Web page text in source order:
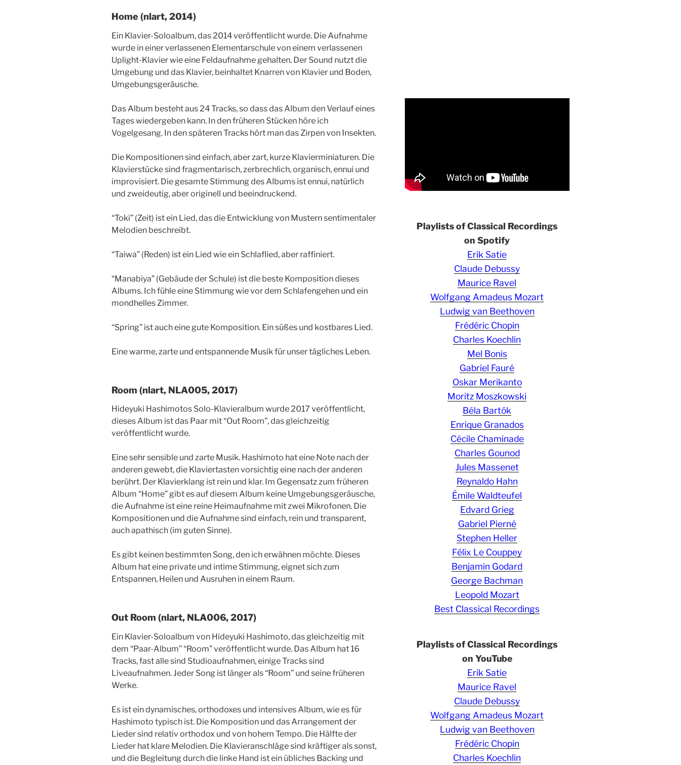
Home (nlart, 2014)
Ein Klavier-Soloalbum, das 2014 veröffentlicht wurde. Die Aufnahme
wurde in einer verlassenen Elementarschule von einem verlassenen
Uplight-Klavier wie eine Feldaufnahme gehalten. Der Sound nutzt die
Umgebung und das Klavier, beinhaltet Knarren von Klavier und Boden,
Umgebungsgeräusche.
Das Album besteht aus 24 Tracks, so dass das Album den Verlauf eines
Tages wiedergeben kann. In den früheren Stücken höre ich
Vogelgesang. In den späteren Tracks hört man das Zirpen von Insekten.
Die Kompositionen sind einfach, aber zart, kurze Klavierminiaturen. Die
Klavierstücke sind fragmentarisch, zerbrechlich, organisch, ennui und
improvisiert. Die gesamte Stimmung des Albums ist ennui, natürlich
und zweideutig, aber originell und beeindruckend.
“Toki” (Zeit) ist ein Lied, das die Entwicklung von Mustern sentimentaler
Melodien beschreibt.
“Taiwa” (Reden) ist ein Lied wie ein Schlaflied, aber raffiniert.
“Manabiya” (Gebäude der Schule) ist die beste Komposition dieses
Albums. Ich fühle eine Stimmung wie vor dem Schlafengehen und ein
mondhelles Zimmer.
“Spring” ist auch eine gute Komposition. Ein süßes und kostbares Lied.
Eine warme, zarte und entspannende Musik für unser tägliches Leben.
Room (nlart, NLA005, 2017)
Hideyuki Hashimotos Solo-Klavieralbum wurde 2017 veröffentlicht,
dieses Album ist das Paar mit “Out Room”, das gleichzeitig
veröffentlicht wurde.
Eine sehr sensible und zarte Musik. Hashimoto hat eine Note nach der
anderen gewebt, die Klaviertasten vorsichtig eine nach der anderen
berührt. Der Klavierklang ist rein und klar. Im Gegensatz zum früheren
Album “Home” gibt es auf diesem Album keine Umgebungsgeräusche,
die Aufnahme ist eine reine Heimaufnahme mit zwei Mikrofonen. Die
Kompositionen und die Aufnahme sind einfach, rein und transparent,
auch apathisch (im guten Sinne).
Es gibt keinen bestimmten Song, den ich erwähnen möchte. Dieses
Album hat eine private und intime Stimmung, eignet sich zum
Entspannen, Heilen und Ausruhen in einem Raum.
Out Room (nlart, NLA006, 2017)
Ein Klavier-Soloalbum von Hideyuki Hashimoto, das gleichzeitig mit
dem “Paar-Album” “Room” veröffentlicht wurde. Das Album hat 16
Tracks, fast alle sind Studioaufnahmen, einige Tracks sind
Liveaufnahmen. Jeder Song ist länger als “Room” und seine früheren
Werke.
Es ist ein dynamisches, orthodoxes und intensives Album, wie es für
Hashimoto typisch ist. Die Komposition und das Arrangement der
Lieder sind relativ orthodox und von hohem Tempo. Die Hälfte der
Lieder hat klare Melodien. Die Klavieranschläge sind kräftiger als sonst,
und die Begleitung durch die linke Hand ist ein übliches Backing und
Playlists of Classical Recordings
on Spotify
Erik Satie
Claude Debussy
Maurice Ravel
Wolfgang Amadeus Mozart
Ludwig van Beethoven
Frédéric Chopin
Charles Koechlin
Mel Bonis
Gabriel Fauré
Oskar Merikanto
Moritz Moszkowski
Béla Bartók
Enrique Granados
Cécile Chaminade
Charles Gounod
Jules Massenet
Reynaldo Hahn
Émile Waldteufel
Edvard Grieg
Gabriel Pierné
Stephen Heller
Félix Le Couppey
Benjamin Godard
George Bachman
Leopold Mozart
Best Classical Recordings
Playlists of Classical Recordings
on YouTube
Erik Satie
Maurice Ravel
Claude Debussy
Wolfgang Amadeus Mozart
Ludwig van Beethoven
Frédéric Chopin
Charles Koechlin